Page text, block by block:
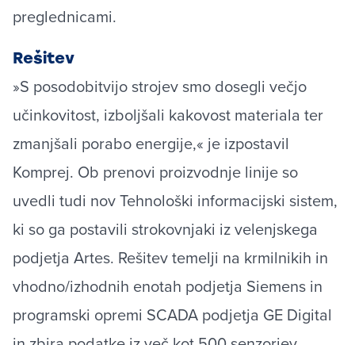
preglednicami.
Rešitev
»S posodobitvijo strojev smo dosegli večjo
učinkovitost, izboljšali kakovost materiala ter
zmanjšali porabo energije,« je izpostavil
Komprej. Ob prenovi proizvodnje linije so
uvedli tudi nov Tehnološki informacijski sistem,
ki so ga postavili strokovnjaki iz velenjskega
podjetja Artes. Rešitev temelji na krmilnikih in
vhodno/izhodnih enotah podjetja Siemens in
programski opremi SCADA podjetja GE Digital